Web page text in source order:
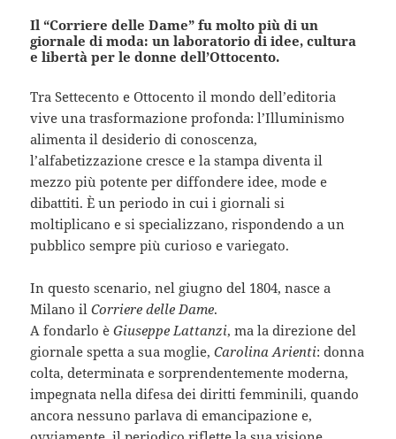
Il “Corriere delle Dame” fu molto più di un
giornale di moda: un laboratorio di idee, cultura
e libertà per le donne dell’Ottocento.
Tra Settecento e Ottocento il mondo dell’editoria
vive una trasformazione profonda: l’Illuminismo
alimenta il desiderio di conoscenza,
l’alfabetizzazione cresce e la stampa diventa il
mezzo più potente per diffondere idee, mode e
dibattiti. È un periodo in cui i giornali si
moltiplicano e si specializzano, rispondendo a un
pubblico sempre più curioso e variegato.
In questo scenario, nel giugno del 1804, nasce a
Milano ilCorriere delle Dame.
A fondarlo èGiuseppe Lattanzi, ma la direzione del
giornale spetta a sua moglie,Carolina Arienti: donna
colta, determinata e sorprendentemente moderna,
impegnata nella difesa dei diritti femminili, quando
ancora nessuno parlava di emancipazione e,